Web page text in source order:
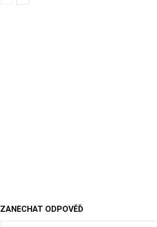
ZANECHAT ODPOVĚĎ